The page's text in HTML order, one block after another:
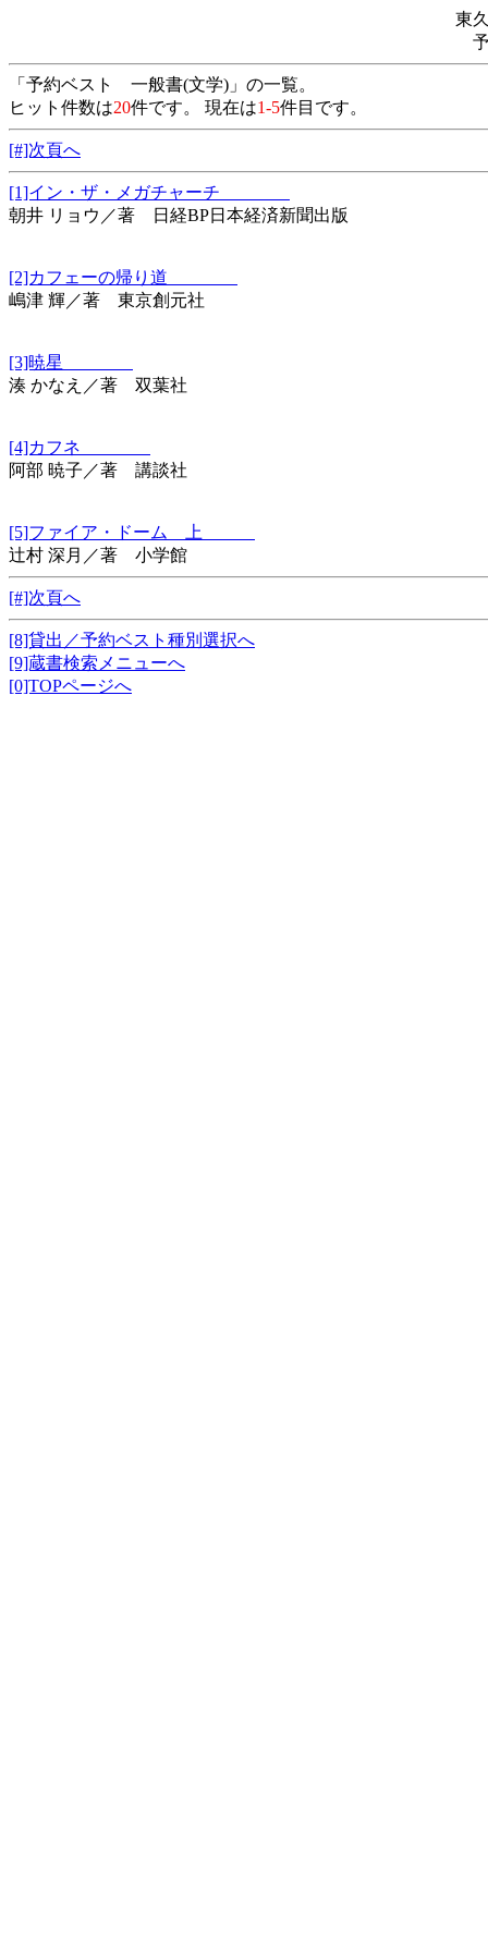
東
「予約ベスト 一般書(文学)」の一覧。
ヒット件数は20件です。 現在は1-5件目です。
[#]次頁へ
[1]イン・ザ・メガチャーチ
朝井 リョウ／著 日経BP日本経済新聞出版
[2]カフェーの帰り道
嶋津 輝／著 東京創元社
[3]暁星
湊 かなえ／著 双葉社
[4]カフネ
阿部 暁子／著 講談社
[5]ファイア・ドーム 上
辻村 深月／著 小学館
[#]次頁へ
[8]貸出／予約ベスト種別選択へ
[9]蔵書検索メニューへ
[0]TOPページへ